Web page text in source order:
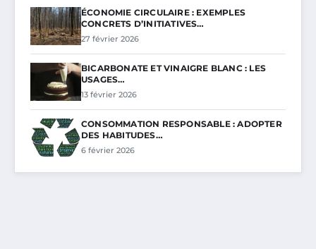
ÉCONOMIE CIRCULAIRE : EXEMPLES
CONCRETS D’INITIATIVES…
27 février 2026
BICARBONATE ET VINAIGRE BLANC : LES
USAGES…
13 février 2026
CONSOMMATION RESPONSABLE : ADOPTER
DES HABITUDES…
6 février 2026